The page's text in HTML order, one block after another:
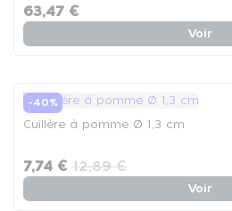
63,47 €
Voir
-40%
Cuillère à pomme Ø 1,3 cm
7,74 € 12,89 €
Voir